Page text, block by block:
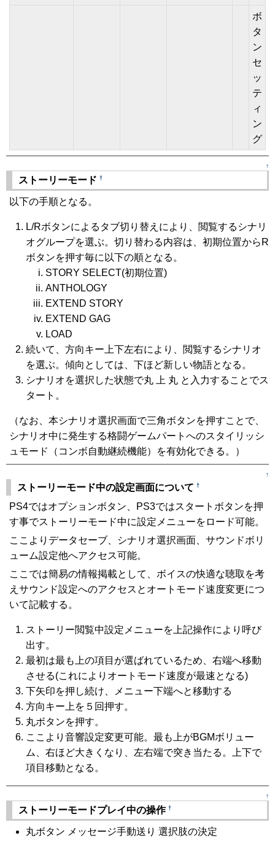
ボ
タ
ン
セ
ッ
テ
ィ
ン
グ
↑
ストーリーモード †
以下の手順となる。
L/Rボタンによるタブ切り替えにより、閲覧するシナリ
オグループを選ぶ。切り替わる内容は、初期位置からR
ボタンを押す毎に以下の順となる。
STORY SELECT(初期位置)
ANTHOLOGY
EXTEND STORY
EXTEND GAG
LOAD
続いて、方向キー上下左右により、閲覧するシナリオ
を選ぶ。傾向としては、下ほど新しい物語となる。
シナリオを選択した状態で丸 上 丸 と入力することでス
タート。
（なお、本シナリオ選択画面で三角ボタンを押すことで、
シナリオ中に発生する格闘ゲームパートへのスタイリッシ
ュモード（コンボ自動継続機能）を有効化できる。）
↑
ストーリーモード中の設定画面について †
PS4ではオプションボタン、PS3ではスタートボタンを押
す事でストーリーモード中に設定メニューをロード可能。
ここよりデータセーブ、シナリオ選択画面、サウンドボリ
ューム設定他へアクセス可能。
ここでは簡易の情報掲載として、ボイスの快適な聴取を考
えサウンド設定へのアクセスとオートモード速度変更につ
いて記載する。
ストーリー閲覧中設定メニューを上記操作により呼び
出す。
最初は最も上の項目が選ばれているため、右端へ移動
させる(これによりオートモード速度が最速となる)
下矢印を押し続け、メニュー下端へと移動する
方向キー上を５回押す。
丸ボタンを押す。
ここより音響設定変更可能。最も上がBGMボリュー
ム、右ほど大きくなり、左右端で突き当たる。上下で
項目移動となる。
↑
ストーリーモードプレイ中の操作 †
丸ボタン メッセージ手動送り 選択肢の決定